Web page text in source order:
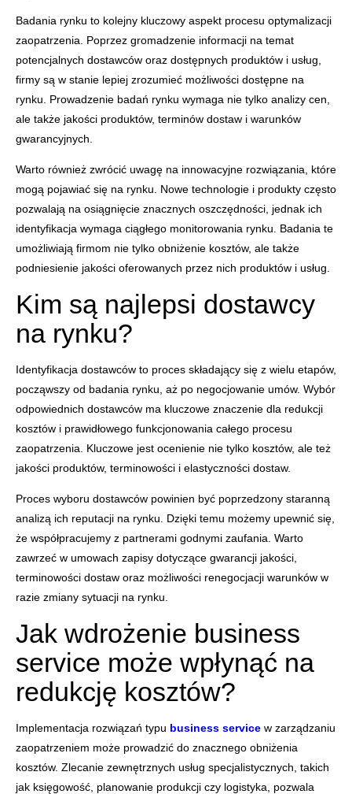
Badania rynku to kolejny kluczowy aspekt procesu optymalizacji
zaopatrzenia. Poprzez gromadzenie informacji na temat
potencjalnych dostawców oraz dostępnych produktów i usług,
firmy są w stanie lepiej zrozumieć możliwości dostępne na
rynku. Prowadzenie badań rynku wymaga nie tylko analizy cen,
ale także jakości produktów, terminów dostaw i warunków
gwarancyjnych.
Warto również zwrócić uwagę na innowacyjne rozwiązania, które
mogą pojawiać się na rynku. Nowe technologie i produkty często
pozwalają na osiągnięcie znacznych oszczędności, jednak ich
identyfikacja wymaga ciągłego monitorowania rynku. Badania te
umożliwiają firmom nie tylko obniżenie kosztów, ale także
podniesienie jakości oferowanych przez nich produktów i usług.
Kim są najlepsi dostawcy
na rynku?
Identyfikacja dostawców to proces składający się z wielu etapów,
począwszy od badania rynku, aż po negocjowanie umów. Wybór
odpowiednich dostawców ma kluczowe znaczenie dla redukcji
kosztów i prawidłowego funkcjonowania całego procesu
zaopatrzenia. Kluczowe jest ocenienie nie tylko kosztów, ale też
jakości produktów, terminowości i elastyczności dostaw.
Proces wyboru dostawców powinien być poprzedzony staranną
analizą ich reputacji na rynku. Dzięki temu możemy upewnić się,
że współpracujemy z partnerami godnymi zaufania. Warto
zawrzeć w umowach zapisy dotyczące gwarancji jakości,
terminowości dostaw oraz możliwości renegocjacji warunków w
razie zmiany sytuacji na rynku.
Jak wdrożenie business
service może wpłynąć na
redukcję kosztów?
Implementacja rozwiązań typu business service w zarządzaniu
zaopatrzeniem może prowadzić do znacznego obniżenia
kosztów. Zlecanie zewnętrznych usług specjalistycznych, takich
jak księgowość, planowanie produkcji czy logistyka, pozwala